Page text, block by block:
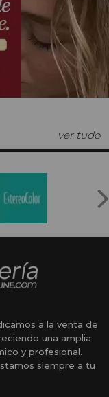
ver tudo
a la venta de
una amplia
y profesional.
siempre a tu